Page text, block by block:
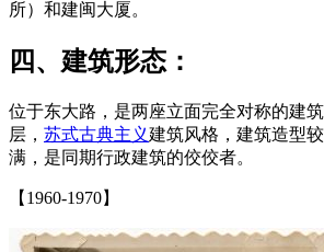
所）和建闽大厦。
四、建筑形态：
位于东大路，是两座立面完全对称的建
层， 苏式古典主义建筑风格，建筑造型
满，是同期行政建筑的佼佼者。
【1960-1970】